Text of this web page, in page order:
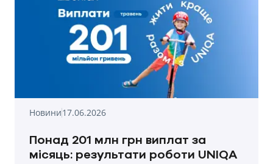
Новини17.06.2026
Понад 201 млн грн виплат за
місяць: результати роботи UNIQA